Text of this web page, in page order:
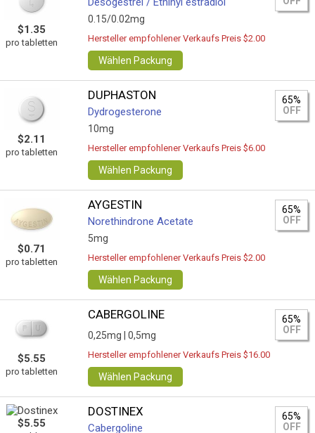
$1.35
pro tabletten
0.15/0.02mg
Hersteller empfohlener Verkaufs Preis $2.00
Wählen Packung
$2.11
pro tabletten
DUPHASTON
Dydrogesterone
10mg
65%
OFF
Hersteller empfohlener Verkaufs Preis $6.00
Wählen Packung
$0.71
pro tabletten
AYGESTIN
Norethindrone Acetate
5mg
65%
OFF
Hersteller empfohlener Verkaufs Preis $2.00
Wählen Packung
$5.55
pro tabletten
CABERGOLINE
0,25mg | 0,5mg
65%
OFF
Hersteller empfohlener Verkaufs Preis $16.00
Wählen Packung
$5.55
DOSTINEX
Cabergoline
65%
OFF